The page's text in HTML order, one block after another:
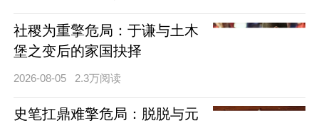
社稷为重擎危局：于谦与土木
堡之变后的家国抉择
2026-08-05 2.3万阅读
史笔扛鼎难擎危局：脱脱与元